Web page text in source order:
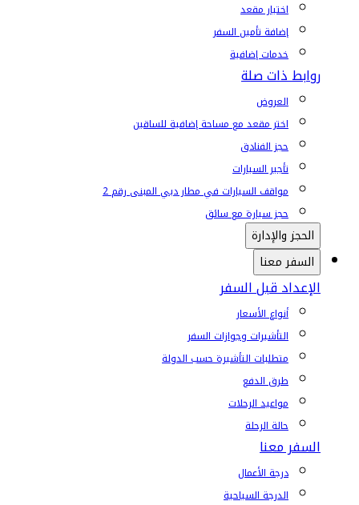
اختيار مقعد
إضافة تأمين السفر
خدمات إضافية
روابط ذات صلة
العروض
اختر مقعد مع مساحة إضافية للساقين
حجز الفنادق
تأجير السيارات
مواقف السيارات في مطار دبي المبنى رقم 2
حجز سيارة مع سائق
الحجز والإدارة
السفر معنا
الإعداد قبل السفر
أنواع الأسعار
التأشيرات وجوازات السفر
متطلبات التأشيرة حسب الدولة
طرق الدفع
مواعيد الرحلات
حالة الرحلة
السفر معنا
درجة الأعمال
الدرجة السياحية